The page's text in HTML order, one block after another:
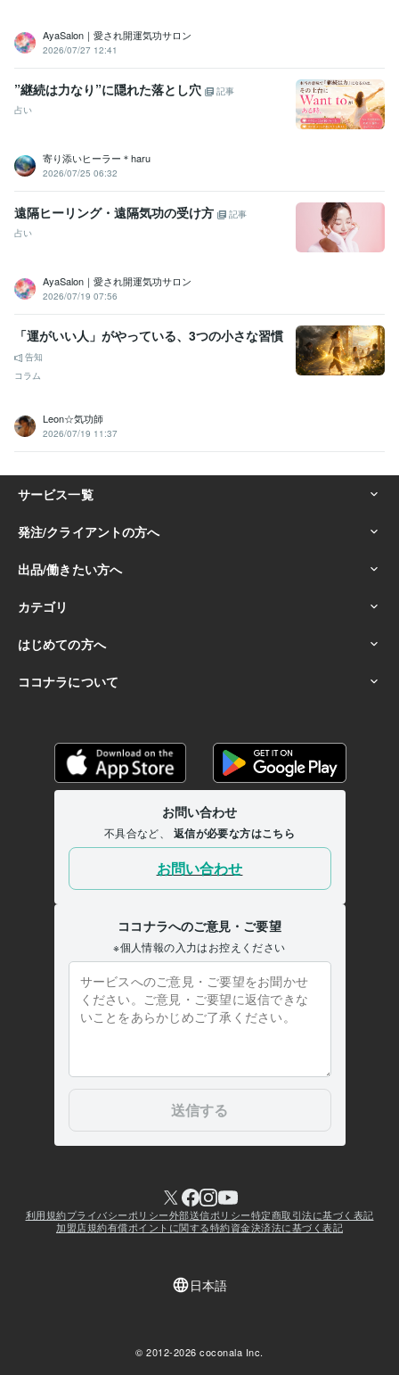
AyaSalon｜愛され開運気功サロン
2026/07/27 12:41
”継続は力なり”に隠れた落とし穴
記事
占い
寄り添いヒーラー＊haru
2026/07/25 06:32
遠隔ヒーリング・遠隔気功の受け方
記事
占い
AyaSalon｜愛され開運気功サロン
2026/07/19 07:56
「運がいい人」がやっている、3つの小さな習慣
告知
コラム
Leon☆気功師
2026/07/19 11:37